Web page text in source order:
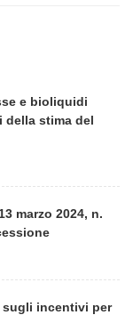
e bioliquidi
della stima del
marzo 2024, n.
sugli incentivi per